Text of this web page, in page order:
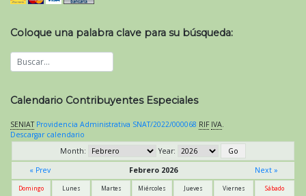
Coloque una palabra clave para su búsqueda:
Calendario Contribuyentes Especiales
SENIAT Providencia Administrativa SNAT/2022/000068 RIF IVA
Descargar calendario
Month:
Year:
« Prev
Febrero 2026 Next »
Domingo Lunes Martes Miércoles Jueves Viernes Sábado